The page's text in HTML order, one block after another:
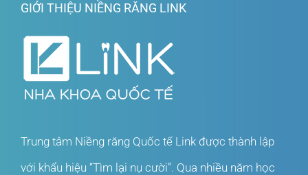
GIỚI THIỆU NIỀNG RĂNG LINK
Trung tâm Niềng răng Quốc tế Link được thành lập
với khẩu hiệu “Tìm lại nụ cười”. Qua nhiều năm học